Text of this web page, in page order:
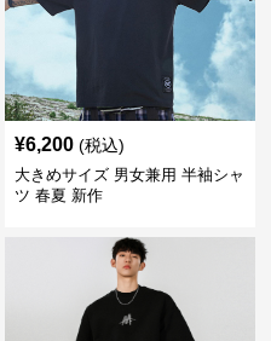
¥6,200 (税込)
大きめサイズ 男女兼用 半袖シャ
ツ 春夏 新作